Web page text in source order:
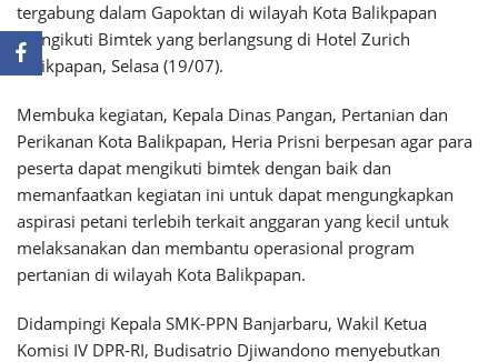
tergabung dalam Gapoktan di wilayah Kota Balikpapan
mengikuti Bimtek yang berlangsung di Hotel Zurich
Balikpapan, Selasa (19/07).
Membuka kegiatan, Kepala Dinas Pangan, Pertanian dan
Perikanan Kota Balikpapan, Heria Prisni berpesan agar para
peserta dapat mengikuti bimtek dengan baik dan
memanfaatkan kegiatan ini untuk dapat mengungkapkan
aspirasi petani terlebih terkait anggaran yang kecil untuk
melaksanakan dan membantu operasional program
pertanian di wilayah Kota Balikpapan.
Didampingi Kepala SMK-PPN Banjarbaru, Wakil Ketua
Komisi IV DPR-RI, Budisatrio Djiwandono menyebutkan